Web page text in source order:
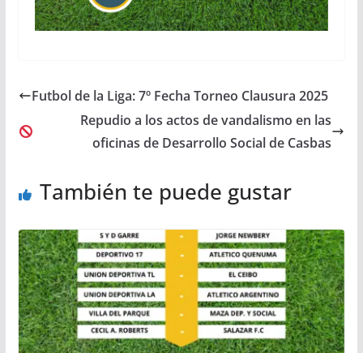
Futbol de la Liga: 7º Fecha Torneo Clausura 2025
Repudio a los actos de vandalismo en las
oficinas de Desarrollo Social de Casbas
También te puede gustar